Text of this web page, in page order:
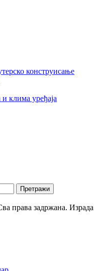
конструисање
клима уређаја
права задржана. Израда